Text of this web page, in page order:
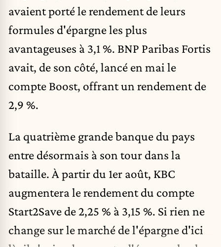
avaient porté le rendement de leurs
formules d'épargne les plus
avantageuses à 3,1 %. BNP Paribas Fortis
avait, de son côté, lancé en mai le
compte Boost, offrant un rendement de
2,9 %.
La quatrième grande banque du pays
entre désormais à son tour dans la
bataille. À partir du 1er août, KBC
augmentera le rendement du compte
Start2Save de 2,25 % à 3,15 %. Si rien ne
change sur le marché de l'épargne d'ici